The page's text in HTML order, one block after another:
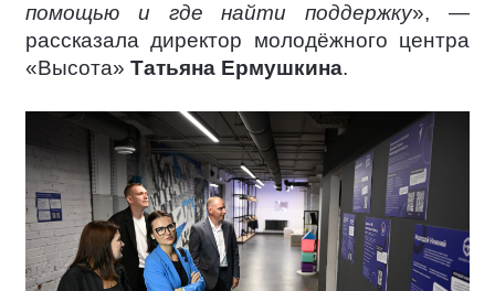
помощью и где найти поддержку», —
рассказала директор молодёжного центра
«Высота» Татьяна Ермушкина.